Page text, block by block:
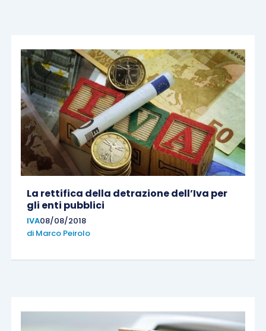
La rettifica della detrazione dell’Iva per
gli enti pubblici
IVA08/08/2018
di Marco Peirolo